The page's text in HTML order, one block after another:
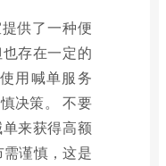
供了一种便
存在一定的
用喊单服务
决策。 不要
来获得高额
谨慎，这是